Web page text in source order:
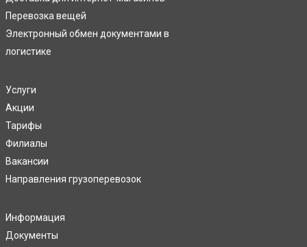
Перевозка вещей
Электронный обмен документами в
логистике
Услуги
Акции
Тарифы
Филиалы
Вакансии
Направления грузоперевозок
Информация
Документы